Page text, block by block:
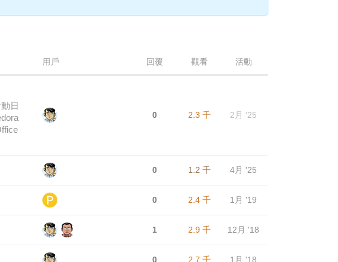
用戶 回覆 觀看 活動
日
0 2.3 千 2月 '25
0 1.2 千 4月 '25
0 2.4 千 1月 '19
1 2.9 千 12月 '18
0 2.7 千 1月 '18